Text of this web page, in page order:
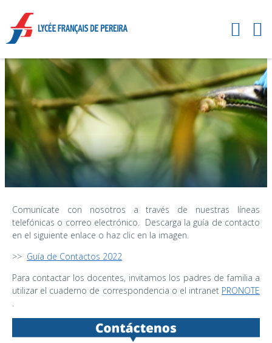
Comunícate con nosotros a través de nuestras líneas
telefónicas o correo electrónico. Descarga la guía de contacto
en el siguiente enlace o haz clic en la imagen.
>> Guía de Contactos 2022
Para contactar los docentes, invitamos los padres de familia a
utilizar el cuaderno de correspondencia o el intranet PRONOTE
.